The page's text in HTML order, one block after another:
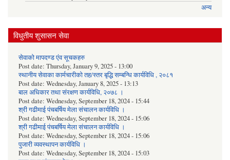
अन्य
विधुतीय शुसासन सेवा
सेवाको मापदण्ड एंव सूचकहरु
Post date: Thursday, January 9, 2025 - 13:00
स्थानीय सेवाका कार्मचारीको तह/स्तर बृद्धि सम्बन्धि कार्यविधि , २०८१
Post date: Wednesday, January 8, 2025 - 13:13
बाल अधिकार तथा संरक्षण कार्यविधि, २०७८ ।
Post date: Wednesday, September 18, 2024 - 15:44
श्री गढीमाई पंचबर्षिय मेला संचालन कार्यविधि ।
Post date: Wednesday, September 18, 2024 - 15:06
श्री गढीमाई पंचबर्षिय मेला संचालन कार्यविधि ।
Post date: Wednesday, September 18, 2024 - 15:06
पुजारी व्यवस्थापन कार्यविधि ।
Post date: Wednesday, September 18, 2024 - 15:03